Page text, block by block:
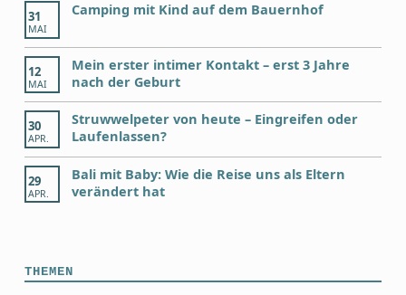
31
MAI
Camping mit Kind auf dem Bauernhof
12
MAI
Mein erster intimer Kontakt – erst 3 Jahre
nach der Geburt
30
APR.
Struwwelpeter von heute – Eingreifen oder
Laufenlassen?
29
APR.
Bali mit Baby: Wie die Reise uns als Eltern
verändert hat
THEMEN